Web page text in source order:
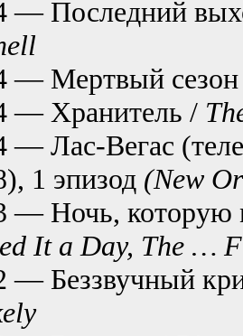
— Последний
— Мертвый
— Хранитель /
— Лас-Вегас
1 эпизод (New
— Ночь, которую
It a Day, The …
— Беззвучный